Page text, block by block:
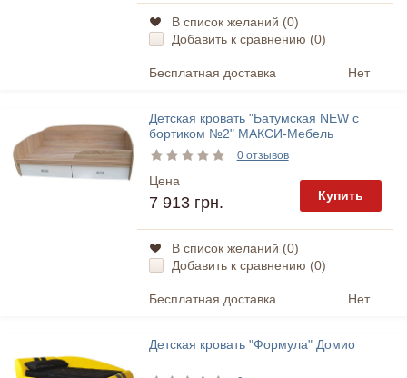
В список желаний (0)
Добавить к сравнению (0)
Бесплатная доставка Нет
Детская кровать "Батумская NEW с
бортиком №2" МАКСИ-Мебель
0 отзывов
Цена
7 913 грн. Купить
В список желаний (0)
Добавить к сравнению (0)
Бесплатная доставка Нет
Детская кровать "Формула" Домио